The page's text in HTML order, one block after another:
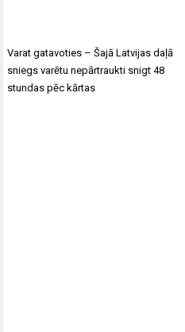
Varat gatavoties – Šajā Latvijas daļā
sniegs varētu nepārtraukti snigt 48
stundas pēc kārtas